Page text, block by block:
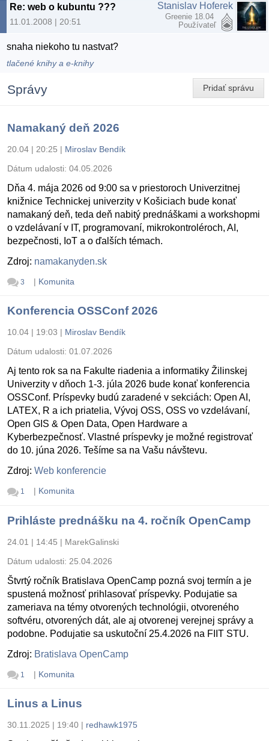
Re: web o kubuntu ???
11.01.2008 | 20:51
Stanislav Hoferek
Greenie 18.04
Používateľ
snaha niekoho tu nastvat?
tlačené knihy a e-knihy
Pridať správu
Správy
Namakaný deň 2026
20.04 | 20:25 | Miroslav Bendík
Dátum udalosti: 04.05.2026
Dňa 4. mája 2026 od 9:00 sa v priestoroch Univerzitnej
knižnice Technickej univerzity v Košiciach bude konať
namakaný deň, teda deň nabitý prednáškami a workshopmi
o vzdelávaní v IT, programovaní, mikrokontroléroch, AI,
bezpečnosti, IoT a o ďalších témach.
Zdroj: namakanyden.sk
3 | Komunita
Konferencia OSSConf 2026
10.04 | 19:03 | Miroslav Bendík
Dátum udalosti: 01.07.2026
Aj tento rok sa na Fakulte riadenia a informatiky Žilinskej
Univerzity v dňoch 1-3. júla 2026 bude konať konferencia
OSSConf. Príspevky budú zaradené v sekciách: Open AI,
LATEX, R a ich priatelia, Vývoj OSS, OSS vo vzdelávaní,
Open GIS & Open Data, Open Hardware a
Kyberbezpečnosť. Vlastné príspevky je možné registrovať
do 10. júna 2026. Tešíme sa na Vašu návštevu.
Zdroj: Web konferencie
1 | Komunita
Prihláste prednášku na 4. ročník OpenCamp
24.01 | 14:45 | MarekGalinski
Dátum udalosti: 25.04.2026
Štvrtý ročník Bratislava OpenCamp pozná svoj termín a je
spustená možnosť prihlasovať príspevky. Podujatie sa
zameriava na témy otvorených technológii, otvoreného
softvéru, otvorených dát, ale aj otvorenej verejnej správy a
podobne. Podujatie sa uskutoční 25.4.2026 na FIIT STU.
Zdroj: Bratislava OpenCamp
1 | Komunita
Linus a Linus
30.11.2025 | 19:40 | redhawk1975